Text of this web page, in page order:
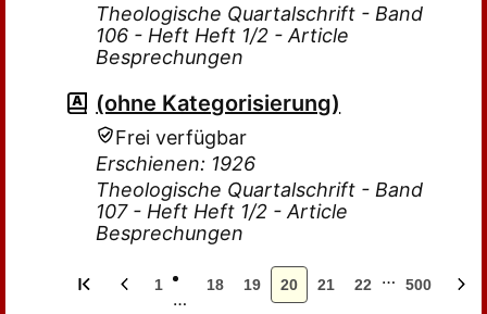
Theologische Quartalschrift - Band
106 - Heft Heft 1/2 - Article
Besprechungen
(ohne Kategorisierung)
Frei verfügbar
Erschienen: 1926
Theologische Quartalschrift - Band
107 - Heft Heft 1/2 - Article
Besprechungen
1
…
18 19 20 21 22 … 500